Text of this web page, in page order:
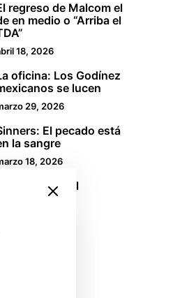
regreso de Malcom el
en medio o “Arriba el
18, 2026
oficina: Los Godínez
se lucen
29, 2026
El pecado está
la sangre
18, 2026
Eleven: Un final
innecesario